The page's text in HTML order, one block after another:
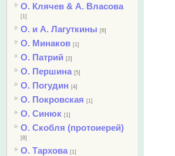
О. Клячев & А. Власова
[1]
О. и А. Лагуткины [6]
О. Минаков [1]
О. Патрий [2]
О. Першина [5]
О. Погудин [4]
О. Покровская [1]
О. Синюк [1]
О. Скобля (протоиерей)
[8]
О. Тархова [1]